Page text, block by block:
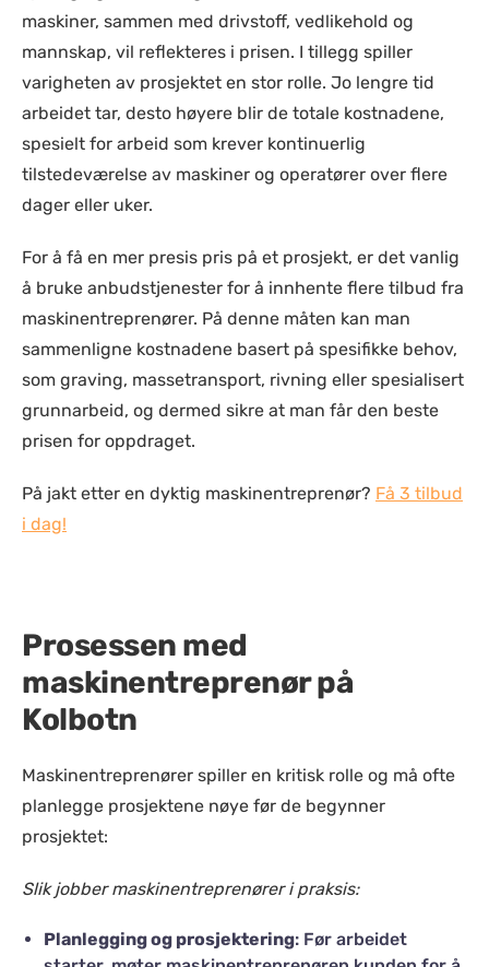
maskiner, sammen med drivstoff, vedlikehold og
mannskap, vil reflekteres i prisen. I tillegg spiller
varigheten av prosjektet en stor rolle. Jo lengre tid
arbeidet tar, desto høyere blir de totale kostnadene,
spesielt for arbeid som krever kontinuerlig
tilstedeværelse av maskiner og operatører over flere
dager eller uker.
For å få en mer presis pris på et prosjekt, er det vanlig
å bruke anbudstjenester for å innhente flere tilbud fra
maskinentreprenører. På denne måten kan man
sammenligne kostnadene basert på spesifikke behov,
som graving, massetransport, rivning eller spesialisert
grunnarbeid, og dermed sikre at man får den beste
prisen for oppdraget.
På jakt etter en dyktig maskinentreprenør? Få 3 tilbud
i dag!
Prosessen med
maskinentreprenør på
Kolbotn
Maskinentreprenører spiller en kritisk rolle og må ofte
planlegge prosjektene nøye før de begynner
prosjektet:
Slik jobber maskinentreprenører i praksis:
Planlegging og prosjektering: Før arbeidet